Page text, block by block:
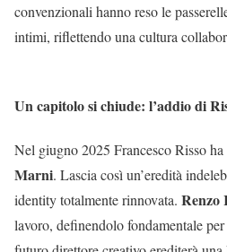
convenzionali hanno reso le
intimi, riflettendo una cultura
Un capitolo si chiude: l’addio di
Nel giugno 2025 Francesco Risso
Marni. Lascia così un’eredità
identity totalmente rinnovata. Renzo
lavoro, definendolo fondamentale